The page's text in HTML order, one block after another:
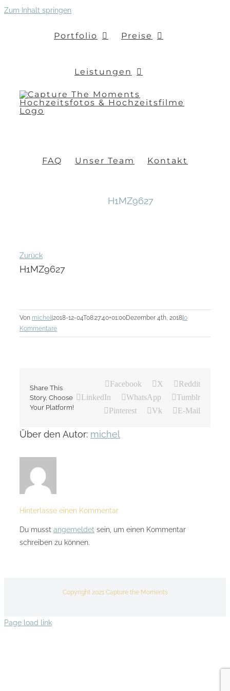
Zum Inhalt springen
Portfolio Preise
Leistungen
FAQ Unser Team Kontakt
H1MZ9627
Zurück
H1MZ9627
Von michel |2018-12-04T08:27:40+01:00Dezember 4th, 2018|0
Kommentare
Share This
Story, Choose
Your Platform!
Facebook X
Reddit
LinkedIn
WhatsApp
Tumblr
Pinterest
Vk E-Mail
Über den Autor: michel
Hinterlasse einen Kommentar
Du musst angemeldet sein, um einen Kommentar
schreiben zu können.
Copyright 2021 Capture the Moments
Page load link